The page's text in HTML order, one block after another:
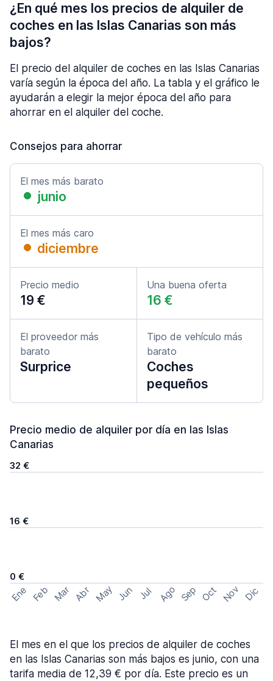
¿En qué mes los precios de alquiler de
coches en las Islas Canarias son más
bajos?
El precio del alquiler de coches en las Islas Canarias
varía según la época del año. La tabla y el gráfico le
ayudarán a elegir la mejor época del año para
ahorrar en el alquiler del coche.
Consejos para ahorrar
El mes más barato
junio
El mes más caro
diciembre
Precio medio
19 €
Una buena oferta
16 €
El proveedor más
barato
Surprice
Tipo de vehículo más
barato
Coches
pequeños
Precio medio de alquiler por día en las Islas
Canarias
32 €
16 €
0 €
Ene Feb Mar Abr May Jun Jul Ago Sep Oct Nov Dic
El mes en el que los precios de alquiler de coches
en las Islas Canarias son más bajos es junio, con una
tarifa media de 12,39 € por día. Este precio es un